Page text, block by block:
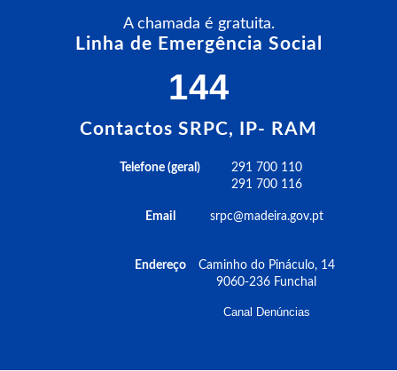
A chamada é gratuita.
Linha de Emergência Social
144
Contactos SRPC, IP- RAM
Telefone (geral)
Email
Endereço
291 700 110
291 700 116
srpc@madeira.gov.pt
Caminho do Pináculo, 14
9060-236 Funchal
Canal Denúncias